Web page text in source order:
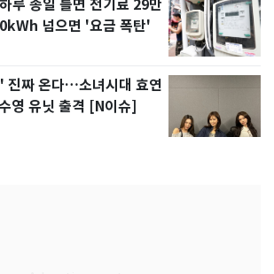
루 종일 틀면 전기료 29만
넘으면 '요금 폭탄'
진짜 온다…소녀시대 효연
영 유닛 출격 [N이슈]